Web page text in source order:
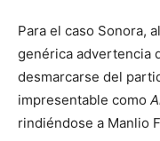
Para el caso Sonora,
genérica advertencia
desmarcarse del
impresentable como
rindiéndose a Manlio